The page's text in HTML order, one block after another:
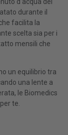
d'acqua del
durante il
facilita la
scelta sia per i
mensili che
un equilibrio tra
una lente a
le Biomedics
te.